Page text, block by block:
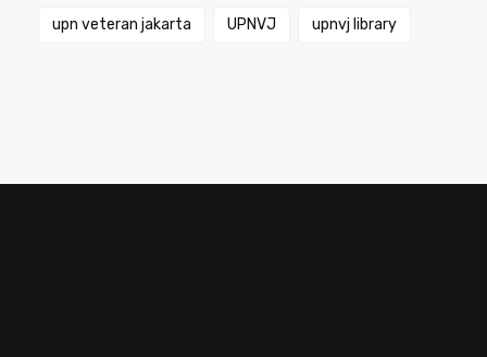
upn veteran jakarta UPNVJ upnvj library